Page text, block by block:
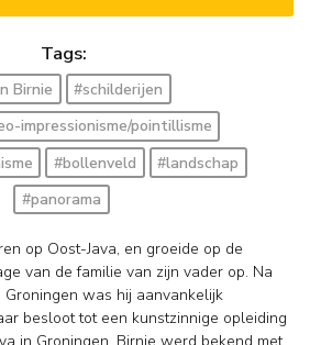
Tags:
Birnie
#schilderijen
impressionisme/pointillisme
#bollenveld
#landschap
#panorama
op Oost-Java, en groeide op de
van de familie van zijn vader op. Na
was hij aanvankelijk
besloot tot een kunstzinnige opleiding